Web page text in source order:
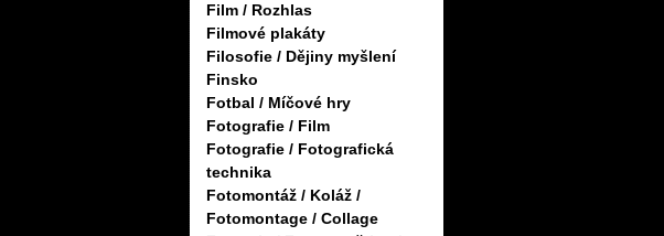
Film / Rozhlas
Filmové plakáty
Filosofie / Dějiny myšlení
Finsko
Fotbal / Míčové hry
Fotografie / Film
Fotografie / Fotografická
technika
Fotomontáž / Koláž /
Fotomontage / Collage